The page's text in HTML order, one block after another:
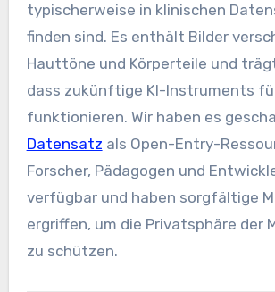
typischerweise in klinischen
finden sind. Es enthält Bilder
Hauttöne und Körperteile und
dass zukünftige KI-Instruments
funktionieren. Wir haben es
Datensatz als Open-Entry-
Forscher, Pädagogen und
verfügbar und haben sorgfältige
ergriffen, um die Privatsphäre der
zu schützen.